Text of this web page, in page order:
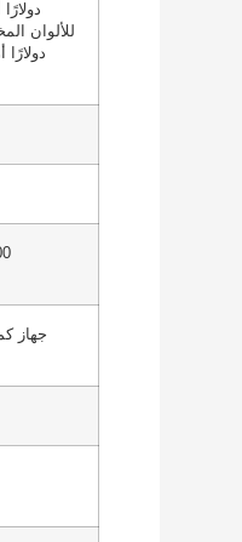
دولارًا